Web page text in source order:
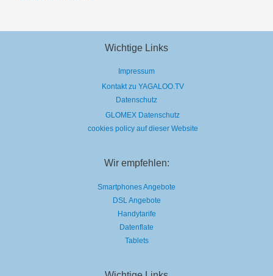
Wichtige Links
Impressum
Kontakt zu YAGALOO.TV
Datenschutz
GLOMEX Datenschutz
cookies policy auf dieser Website
Wir empfehlen:
Smartphones Angebote
DSL Angebote
Handytarife
Datenflate
Tablets